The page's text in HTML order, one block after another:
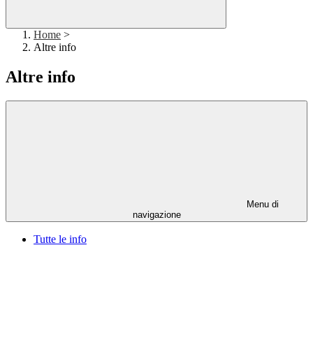
Home >
Altre info
Altre info
Menu di
navigazione
Tutte le info